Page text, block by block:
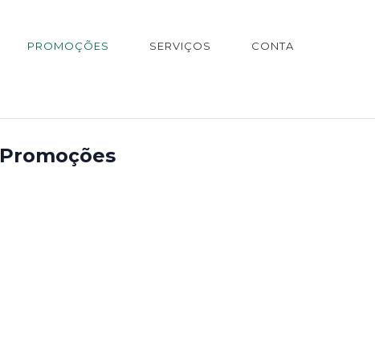
PROMOÇÕES SERVIÇOS CONTA
Promoções